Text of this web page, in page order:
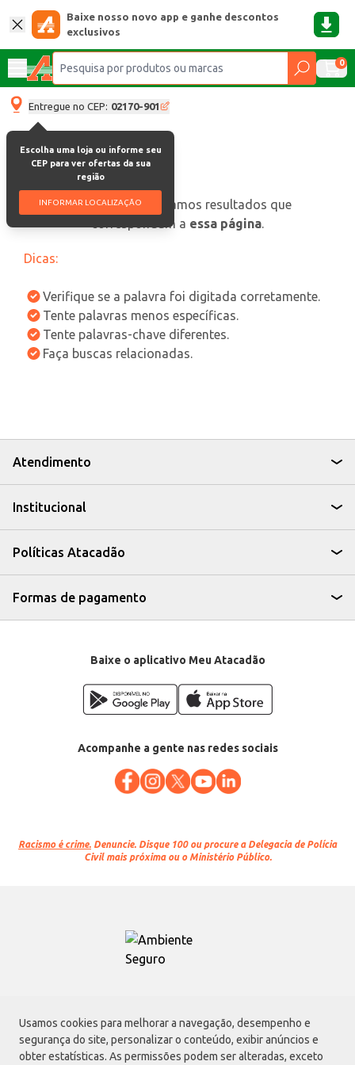
Usamos cookies para melhorar a navegação, desempenho e
segurança do site, personalizar o conteúdo, exibir anúncios e
obter estatísticas. As permissões podem ser alteradas, exceto
Baixe nosso novo app e ganhe descontos
exclusivos
0
Entregue no CEP: 02170-901
Escolha uma loja ou informe seu
CEP para ver ofertas da sua
região
INFORMAR LOCALIZAÇÃO
oops, não encontramos resultados que
correspondam a essa página.
Dicas:
Verifique se a palavra foi digitada corretamente.
Tente palavras menos específicas.
Tente palavras-chave diferentes.
Faça buscas relacionadas.
Atendimento
Institucional
Políticas Atacadão
Formas de pagamento
Baixe o aplicativo Meu Atacadão
Acompanhe a gente nas redes sociais
Racismo é crime. Denuncie. Disque 100 ou procure a Delegacia de Polícia
Civil mais próxima ou o Ministério Público.
Atacadão S.A.
Avenida Morvan Dias de Figueiredo, 6169, Vila Maria, São Paulo - SP | CEP
02170-901 | CNPJ: 75.315.333/0001-09